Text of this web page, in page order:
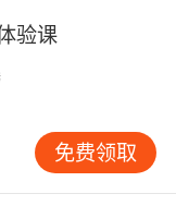
字母的艺术设
在广告、品牌
母的教育与学
要内容。通过
读和写作的基
拼图等教育工
验课
免费领取